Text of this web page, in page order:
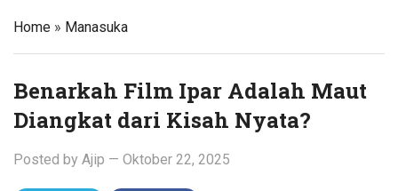
Home » Manasuka
Benarkah Film Ipar Adalah Maut
Diangkat dari Kisah Nyata?
Posted by Ajip — Oktober 22, 2025